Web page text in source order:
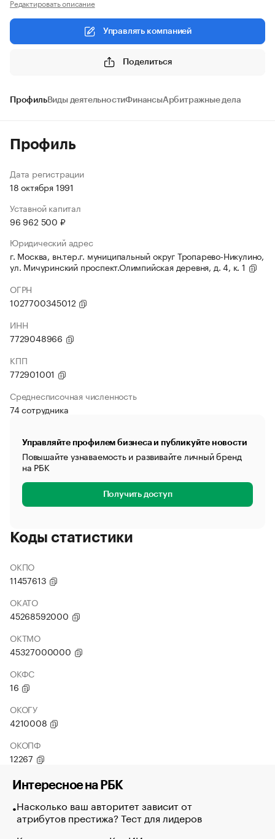
Редактировать описание
Управлять компанией
Поделиться
ПрофильВиды деятельностиФинансыАрбитражные дела
Профиль
Дата регистрации
18 октября 1991
Уставной капитал
96 962 500 ₽
Юридический адрес
г. Москва, вн.тер.г. муниципальный округ Тропарево-Никулино,
ул. Мичуринский проспект.Олимпийская деревня, д. 4, к. 1
ОГРН
1027700345012
ИНН
7729048966
КПП
772901001
Среднесписочная численность
74 сотрудника
Управляйте профилем бизнеса и публикуйте новости
Повышайте узнаваемость и развивайте личный бренд
на РБК
Получить доступ
Коды статистики
ОКПО
11457613
ОКАТО
45268592000
ОКТМО
45327000000
ОКФС
16
ОКОГУ
4210008
ОКОПФ
12267
Интересное на РБК
Насколько ваш авторитет зависит от
атрибутов престижа? Тест для лидеров